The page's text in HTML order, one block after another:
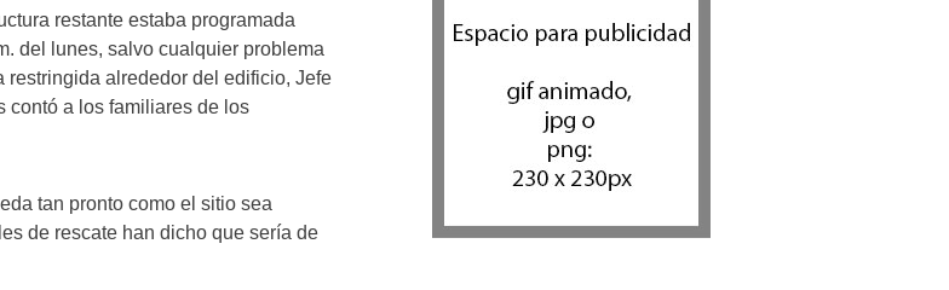
restante estaba programada
del lunes, salvo cualquier problema
alrededor del edificio, Jefe
contó a los familiares de los
tan pronto como el sitio sea
de rescate han dicho que sería de